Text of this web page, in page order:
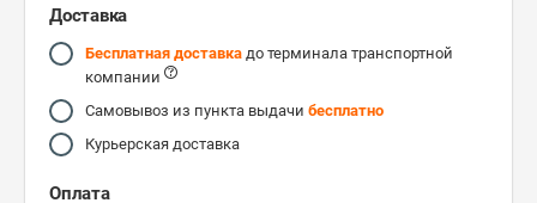
Доставка
Бесплатная доставка до терминала транспортной
компании
Самовывоз из пункта выдачи бесплатно
Курьерская доставка
Оплата